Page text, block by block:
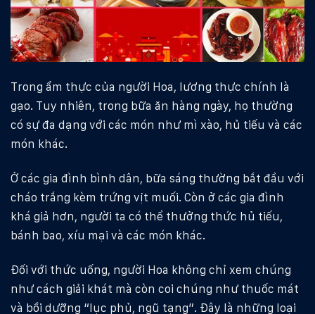
Trong ẩm thực của người Hoa, lương thực chính là
gạo. Tuy nhiên, trong bữa ăn hàng ngày, họ thường
có sự đa dạng với các món như mì xào, hủ tiếu và các
món khác.
Ở các gia đình bình dân, bữa sáng thường bắt đầu với
cháo trắng kèm trứng vịt muối. Còn ở các gia đình
khá giả hơn, người ta có thể thưởng thức hủ tiếu,
bánh bao, xíu mại và các món khác.
Đối với thức uống, người Hoa không chỉ xem chúng
như cách giải khát mà còn coi chúng như thuốc mát
và bồi dưỡng “lục phủ, ngũ tạng”. Đây là những loại